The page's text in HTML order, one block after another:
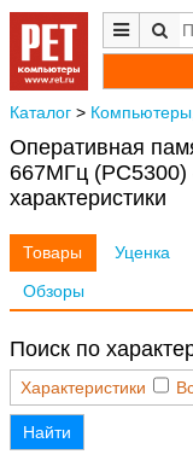
Каталог >
Оперативная
667МГц
характеристики
Товары Уценка
Обзоры
Поиск по
Характеристики
Найти